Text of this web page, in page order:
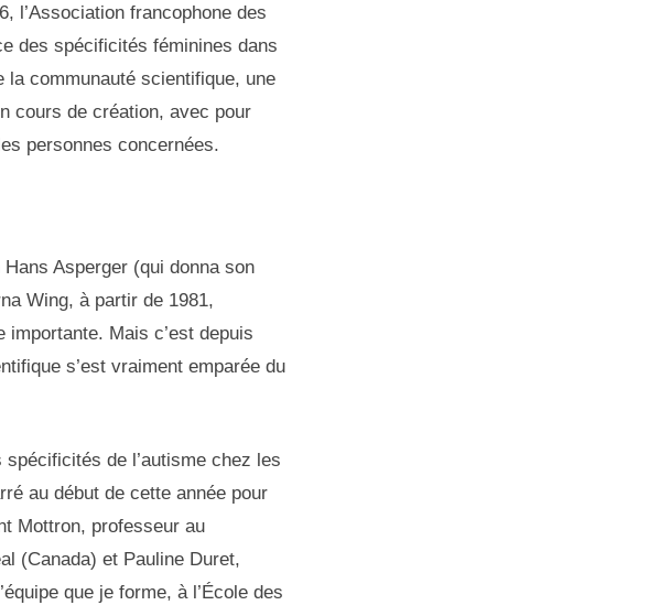
l’Association francophone des
des spécificités féminines dans
la communauté scientifique, une
cours de création, avec pour
personnes concernées.
Asperger (qui donna son
Wing, à partir de 1981,
Mais c’est depuis
s’est vraiment emparée du
de l’autisme chez les
au début de cette année pour
Mottron, professeur au
(Canada) et Pauline Duret,
que je forme, à l’École des